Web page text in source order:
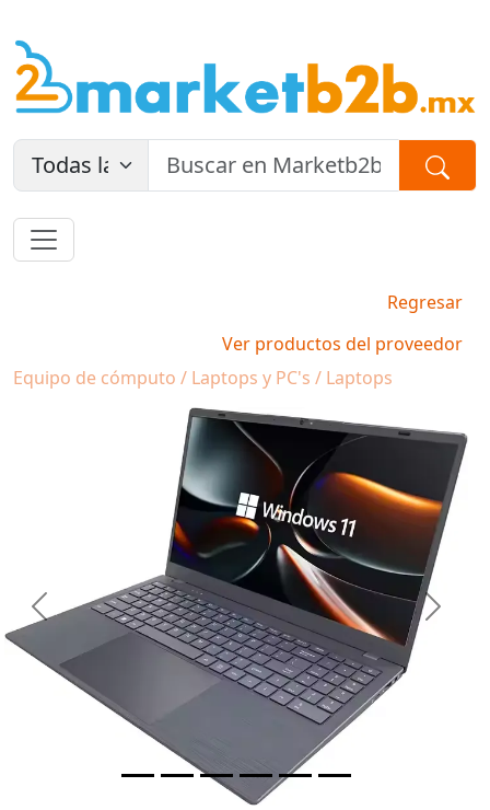
Regresar
Ver productos del proveedor
Equipo de cómputo / Laptops y PC's / Laptops
Previous Next